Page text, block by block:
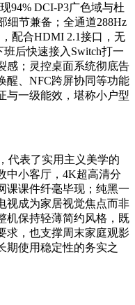
94% DCI-P3广色域与杜
细节兼备；全通道288Hz
配合HDMI 2.1接口，无
后快速接入Switch打一
感；灵控桌面系统彻底告
醒、NFC跨屏协同等功能
与一级能效，堪称小户型
代表了实用主义美学的
中小客厅，4K超高清分
课课件纤毫毕现；纯黑一
视成为家居视觉焦点而非
机保持轻薄简约风格，既
求，也支撑周末家庭观影
期使用稳定性的务实之